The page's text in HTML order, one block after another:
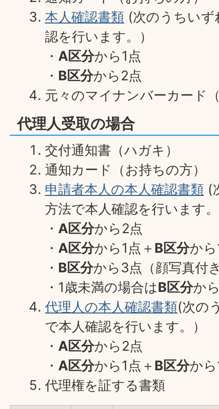
本人確認書類 (次のうちい
認を行います。）
・ A区分から1点
・ B区分から2点
元々のマイナンバーカード
代理人受取の場合
交付通知書（ハガキ）
通知カード（お持ちの方）
申請者本人の本人確認書類 (
方法で本人確認を行います
・ A区分から2点
・ A区分から1点＋ B区分か
・ B区分から3点（顔写真付
・1歳未満の場合はB区分か
代理人の本人確認書類(次の
で本人確認を行います。）
・ A区分から2点
・ A区分から1点＋ B区分か
代理権を証する書類